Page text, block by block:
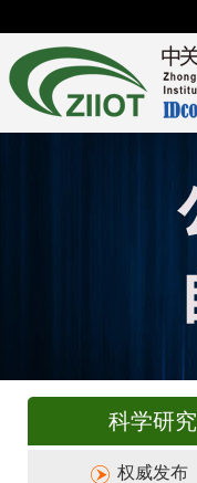
科学研究
权威发布